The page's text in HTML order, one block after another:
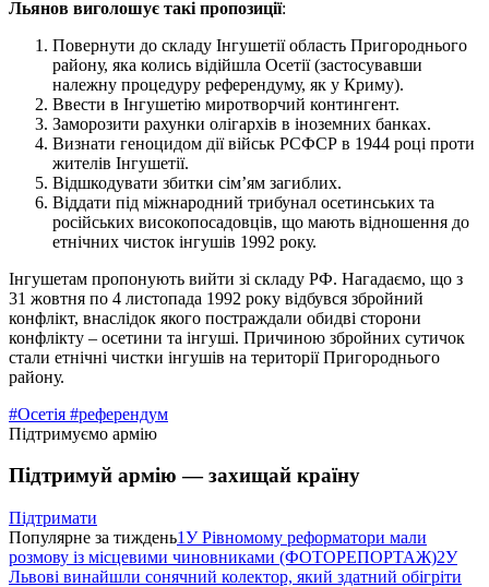
Льянов виголошує такі пропозиції:
Повернути до складу Інгушетії область Пригороднього
району, яка колись відійшла Осетії (застосувавши
належну процедуру референдуму, як у Криму).
Ввести в Інгушетію миротворчий контингент.
Заморозити рахунки олігархів в іноземних банках.
Визнати геноцидом дії військ РСФСР в 1944 році проти
жителів Інгушетії.
Відшкодувати збитки сім’ям загиблих.
Віддати під міжнародний трибунал осетинських та
російських високопосадовців, що мають відношення до
етнічних чисток інгушів 1992 року.
Інгушетам пропонують вийти зі складу РФ. Нагадаємо, що з
31 жовтня по 4 листопада 1992 року відбувся збройний
конфлікт, внаслідок якого постраждали обидві сторони
конфлікту – осетини та інгуші. Причиною збройних сутичок
стали етнічні чистки інгушів на території Пригороднього
району.
#Осетія #референдум
Підтримуємо армію
Підтримуй армію — захищай країну
Підтримати
Популярне за тиждень1У Рівномому реформатори мали
розмову із місцевими чиновниками (ФОТОРЕПОРТАЖ)2У
Львові винайшли сонячний колектор, який здатний обігріти